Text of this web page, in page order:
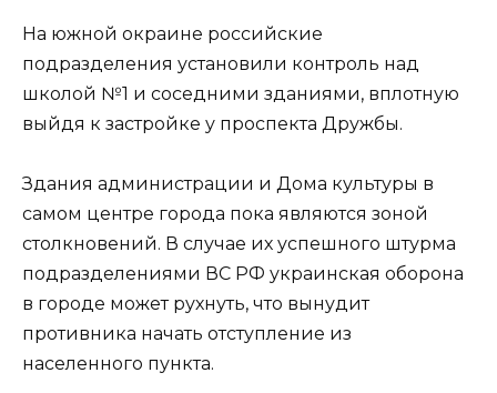
На южной окраине российские
подразделения установили контроль над
школой №1 и соседними зданиями, вплотную
выйдя к застройке у проспекта Дружбы.
Здания администрации и Дома культуры в
самом центре города пока являются зоной
столкновений. В случае их успешного штурма
подразделениями ВС РФ украинская оборона
в городе может рухнуть, что вынудит
противника начать отступление из
населенного пункта.